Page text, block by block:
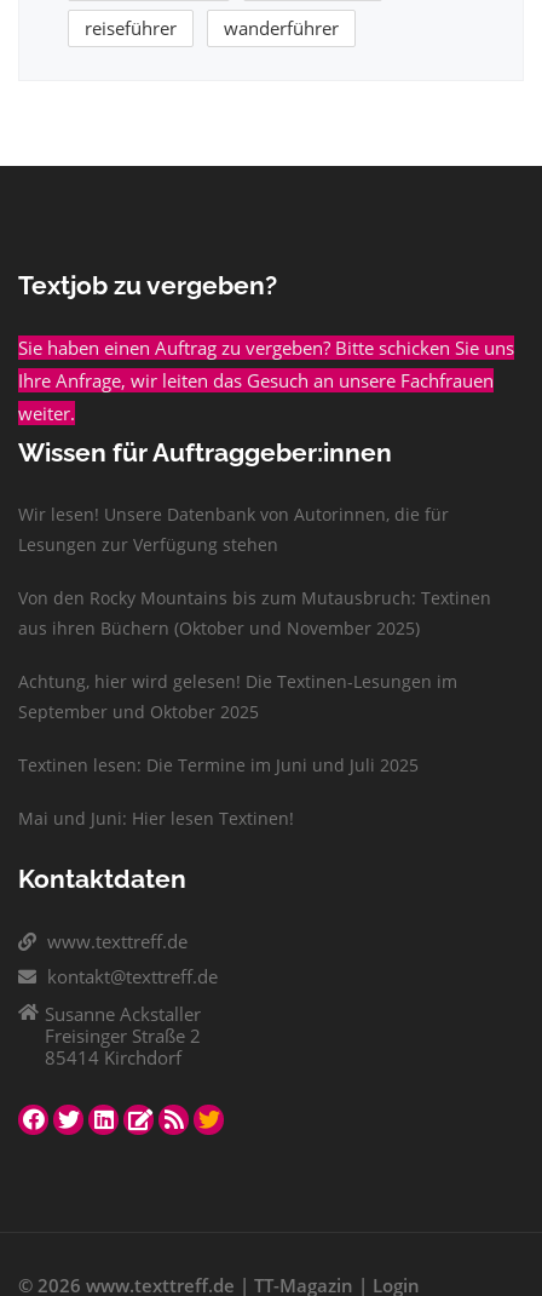
reiseführer
wanderführer
Textjob zu vergeben?
Sie haben einen Auftrag zu vergeben? Bitte schicken Sie uns
Ihre Anfrage, wir leiten das Gesuch an unsere Fachfrauen
weiter.
Wissen für Auftraggeber:innen
Wir lesen! Unsere Datenbank von Autorinnen, die für
Lesungen zur Verfügung stehen
Von den Rocky Mountains bis zum Mutausbruch: Textinen
aus ihren Büchern (Oktober und November 2025)
Achtung, hier wird gelesen! Die Textinen-Lesungen im
September und Oktober 2025
Textinen lesen: Die Termine im Juni und Juli 2025
Mai und Juni: Hier lesen Textinen!
Kontaktdaten
www.texttreff.de
kontakt@texttreff.de
Susanne Ackstaller
Freisinger Straße 2
85414 Kirchdorf
© 2026 www.texttreff.de | TT-Magazin | Login